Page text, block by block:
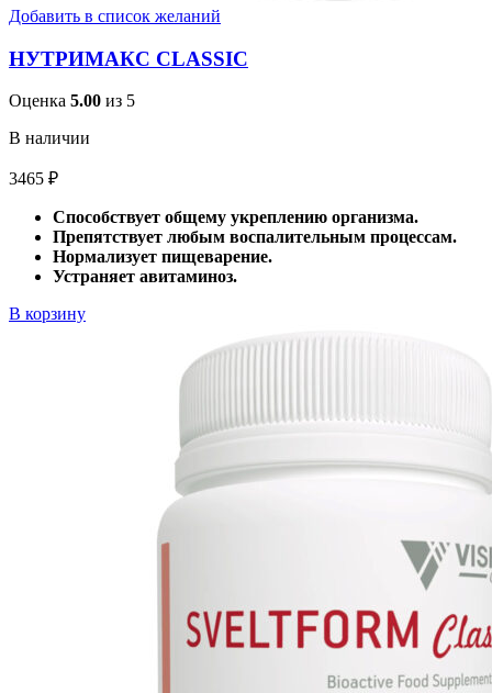
Добавить в список желаний
НУТРИМАКС CLASSIC
Оценка 5.00 из 5
В наличии
3465 ₽
Способствует общему укреплению организма.
Препятствует любым воспалительным процессам.
Нормализует пищеварение.
Устраняет авитаминоз.
В корзину